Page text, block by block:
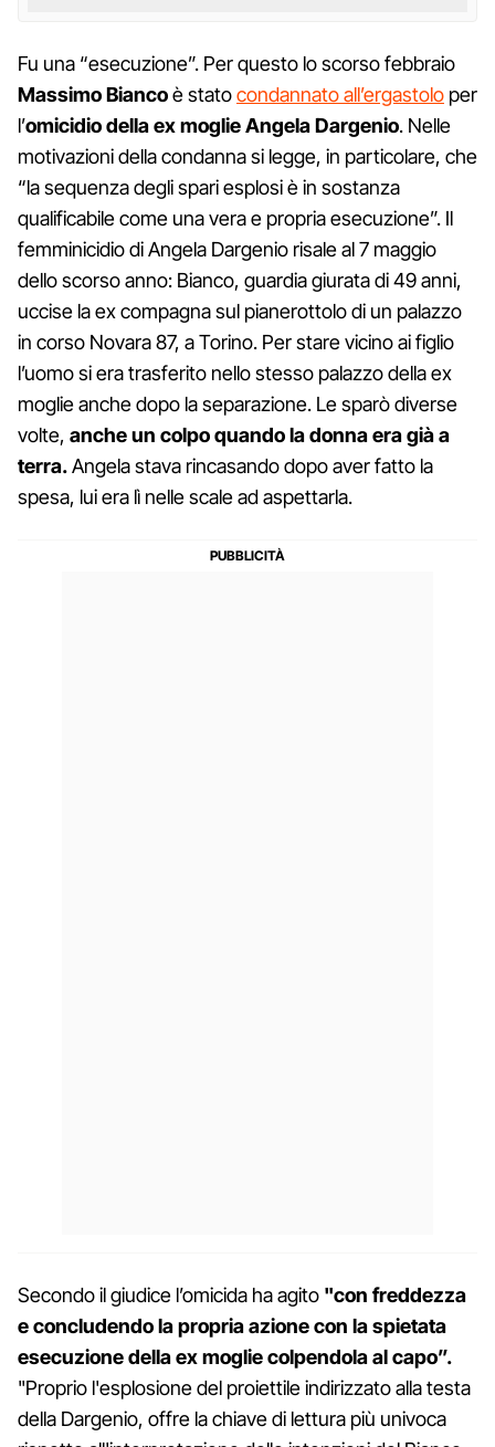
Fu una “esecuzione”. Per questo lo scorso febbraio
Massimo Biancoè statocondannato all’ergastolo per
l’omicidio della ex moglie Angela Dargenio. Nelle
motivazioni della condanna si legge, in particolare, che
“la sequenza degli spari esplosi è in sostanza
qualificabile come una vera e propria esecuzione”. Il
femminicidio di Angela Dargenio risale al 7 maggio
dello scorso anno: Bianco, guardia giurata di 49 anni,
uccise la ex compagna sul pianerottolo di un palazzo
in corso Novara 87, a Torino. Per stare vicino ai figlio
l’uomo si era trasferito nello stesso palazzo della ex
moglie anche dopo la separazione. Le sparò diverse
volte, anche un colpo quando la donna era già a
terra.Angela stava rincasando dopo aver fatto la
spesa, lui era lì nelle scale ad aspettarla.
Secondo il giudice l’omicida ha agito "con freddezza
e concludendo la propria azione con la spietata
esecuzione della ex moglie colpendola al capo”.
"Proprio l'esplosione del proiettile indirizzato alla testa
della Dargenio, offre la chiave di lettura più univoca